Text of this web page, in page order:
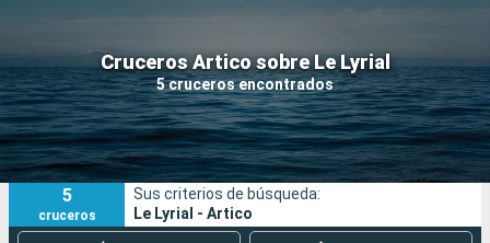
Cruceros Artico sobre Le Lyrial
5 cruceros encontrados
Nuestros destinos
Fecha de salida
Puertos Compañías
5
cruceros
Sus criterios de búsqueda:
Le Lyrial - Artico